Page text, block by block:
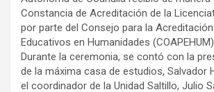
Constancia de Acreditación de la
por parte del Consejo para la
Educativos en Humanidades
Durante la ceremonia, se contó con la
de la máxima casa de estudios, Salvador
el coordinador de la Unidad Saltillo, Julio